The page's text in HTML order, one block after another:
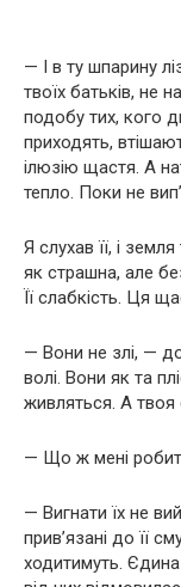
— І в ту шпарину
твоїх батьків, не
подобу тих, кого
приходять,
ілюзію щастя. А
тепло. Поки не
Я слухав її, і
як страшна, але
Її слабкість. Ця
— Вони не злі, —
волі. Вони як та
живляться. А твоя
— Що ж мені
— Вигнати їх не
прив’язані до її
ходитимуть.